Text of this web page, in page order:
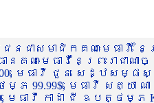
ាសមាជិកគណៈមេធាវី
ានគណៈមេធាវីនៃព្រះរា
មេធាវី ជួន សេដ្ឋស
99.99$, មេធាវី សត្យា ណ
មេធាវី កាដា ជី ឧបត្ថម្ភ